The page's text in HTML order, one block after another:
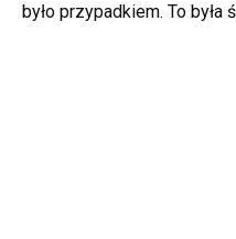
było przypadkiem. To była